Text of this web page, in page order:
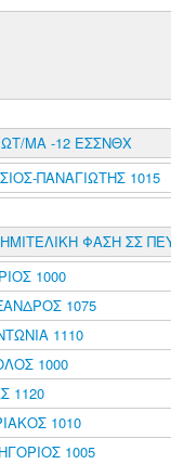
ΜΑ -12 ΕΣΣΝΘΧ
ΠΑΝΑΓΙΩΤΗΣ 1015
ΦΑΣΗ ΣΣ
1000
1075
1110
1000
1120
1010
1005